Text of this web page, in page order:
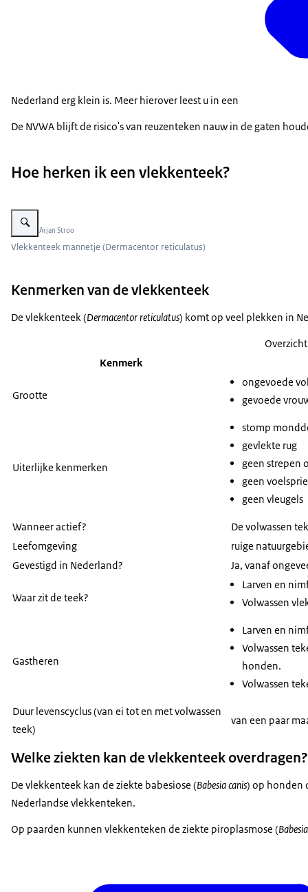
Nederland erg klein is. Meer hierover leest u in een
De NVWA blijft de risico's van reuzenteken nauw in de gaten
Hoe herken ik een vlekkenteek?
Vergroot afbeelding Vlekkenteek mannetje (Dermacentor reticulatus)
Beeld: © Arjan Stroo
Vlekkenteek mannetje (Dermacentor reticulatus)
Kenmerken van de vlekkenteek
De vlekkenteek (Dermacentor reticulatus) komt op veel plekken in
Kenmerk
Grootte
ongevoede
gevoede
Uiterlijke kenmerken
stomp
gevlekte rug
geen strepen
geen
geen vleugels
Wanneer actief?
De volwassen
Leefomgeving
ruige
Gevestigd in Nederland?
Ja, vanaf
Waar zit de teek?
Larven en
Volwassen
Gastheren
Larven en
Volwassen
honden.
Volwassen
Duur levenscyclus (van ei tot en met volwassen
teek)
van een paar
Welke ziekten kan de vlekkenteek overdragen?
De vlekkenteek kan de ziekte babesiose (Babesia canis) op honden
Nederlandse vlekkenteken.
Op paarden kunnen vlekkenteken de ziekte piroplasmose (